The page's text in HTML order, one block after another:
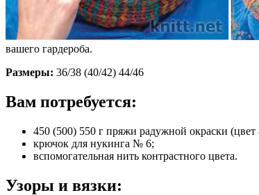
вашего гардероба.
Размеры: 36/38 (40/42) 44/46
Вам потребуется:
450 (500) 550 г пряжи радужной окраски
крючок для нукинга № 6;
вспомогательная нить контрастного цвета.
Узоры и вязки: